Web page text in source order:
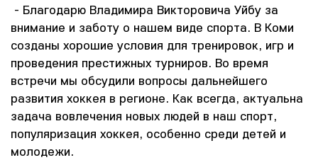
- Благодарю Владимира Викторовича Уйбу за
внимание и заботу о нашем виде спорта. В Коми
созданы хорошие условия для тренировок, игр и
проведения престижных турниров. Во время
встречи мы обсудили вопросы дальнейшего
развития хоккея в регионе. Как всегда, актуальна
задача вовлечения новых людей в наш спорт,
популяризация хоккея, особенно среди детей и
молодежи.